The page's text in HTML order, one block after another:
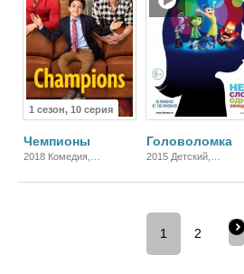
1 сезон, 10 серия
Чемпионы
2018 Комедия,
Головоломка
2015 Детский,
Семейный, Комедия,
1 2